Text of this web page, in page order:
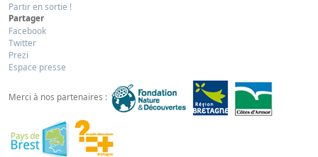
Partir en sortie !
Partager
Facebook
Twitter
Prezi
Espace presse
Merci à nos partenaires :